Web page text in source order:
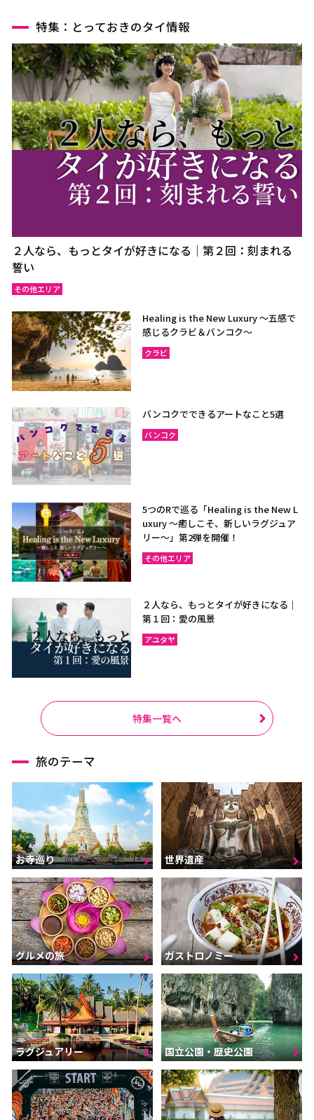
特集：とっておきのタイ情報
２人なら、もっとタイが好きになる｜第２回：刻まれる
誓い
その他エリア
Healing is the New Luxury ～五感で
感じるクラビ＆バンコク～
クラビ
バンコクでできるアートなこと5選
バンコク
5つのRで巡る「Healing is the New L
uxury ～癒しこそ、新しいラグジュア
リー〜」第2弾を開催！
その他エリア
２人なら、もっとタイが好きになる｜
第１回：愛の風景
アユタヤ
特集一覧へ
旅のテーマ
お寺巡り 世界遺産
グルメの旅 ガストロノミー
ラグジュアリー 国立公園・歴史公園